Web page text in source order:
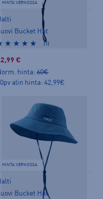
HINTA VERKOSSA
Bucket Hat
(1)
€
hinta: 60€
alin hinta: 42,99€
HINTA VERKOSSA
Luovi Bucket Hat